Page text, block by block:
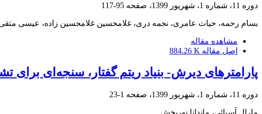
دوره 11، شماره 1، شهریور 1399، صفحه 95-117
بسام رحمه، حیات عامری، نجمه دری، غلامحسین غلامحسین زاده، عیسی متقی
مشاهده مقاله
اصل مقاله 884.26 K
پارامترهای دیرش- بنیاد ریتم گفتار، سنجه‌ای
دوره 11، شماره 1، شهریور 1399، صفحه 1-23